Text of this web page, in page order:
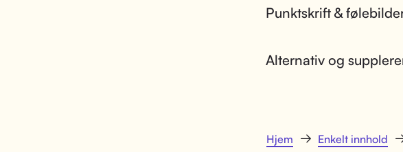
Punktskrift &
Alternativ og
Hjem Enkelt innhold